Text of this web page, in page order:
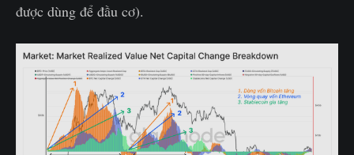
được dùng để đầu cơ).